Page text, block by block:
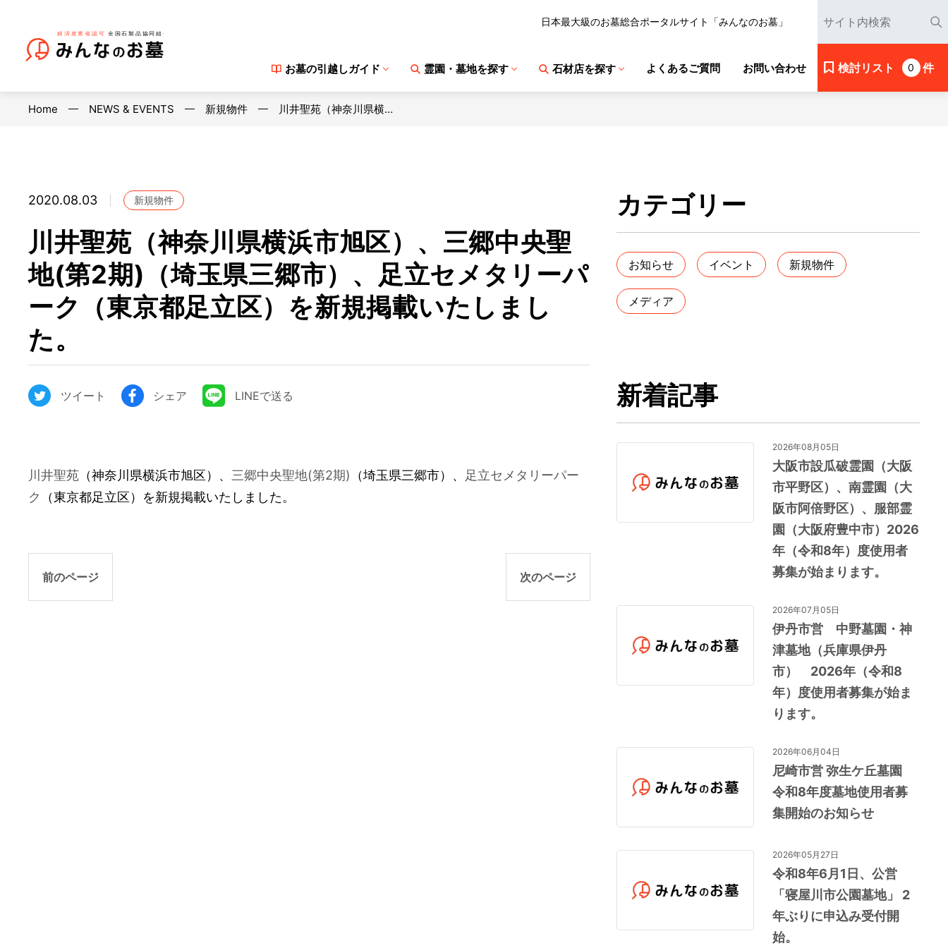
日本最大級のお墓総合ポータルサイト「みんなのお墓」
お墓の引越しガイド 霊園・墓地を探す 石材店を探す よくあるご質問 お問い合わせ 検討リスト 0 件
Home NEWS & EVENTS 新規物件 川井聖苑（神奈川県横…
2020.08.03 新規物件
川井聖苑（神奈川県横浜市旭区）、三郷中央聖
地(第2期)（埼玉県三郷市）、足立セメタリーパ
ーク（東京都足立区）を新規掲載いたしまし
た。
ツイート シェア LINEで送る
川井聖苑 （神奈川県横浜市旭区）、 三郷中央聖地(第2期) （埼玉県三郷市）、 足立セメタリーパー
ク
（東京都足立区）を新規掲載いたしました。
前のページ 次のページ
カテゴリー
お知らせ イベント 新規物件
メディア
新着記事
2026年08月05日
大阪市設瓜破霊園（大阪
市平野区）、南霊園（大
阪市阿倍野区）、服部霊
園（大阪府豊中市）2026
年（令和8年）度使用者
募集が始まります。
2026年07月05日
伊丹市営 中野墓園・神
津墓地（兵庫県伊丹
市） 2026年（令和8
年）度使用者募集が始ま
ります。
2026年06月04日
尼崎市営 弥生ケ丘墓園
令和8年度墓地使用者募
集開始のお知らせ
2026年05月27日
令和8年6月1日、公営
「寝屋川市公園墓地」 2
年ぶりに申込み受付開
始。